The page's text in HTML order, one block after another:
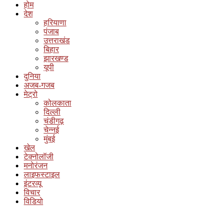
होम
देश
हरियाणा
पंजाब
उत्तराखंड
बिहार
झारखण्ड
यूपी
दुनिया
अजब-गजब
मेट्रो
कोलकाता
दिल्ली
चंडीगढ़
चेन्नई
मुंबई
खेल
टेक्नोलॉजी
मनोरंजन
लाइफस्टाइल
इंटरव्यू
विचार
विडियो